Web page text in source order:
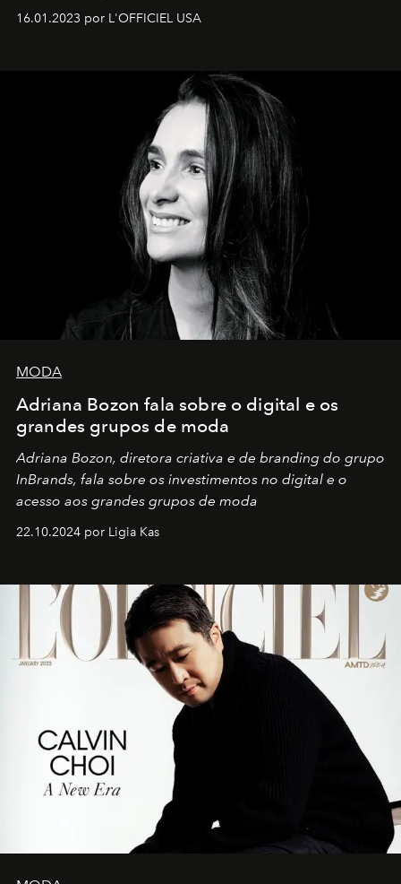
16.01.2023 por L'OFFICIEL USA
MODA
Adriana Bozon fala sobre o digital e os
grandes grupos de moda
Adriana Bozon, diretora criativa e de branding do grupo
InBrands, fala sobre os investimentos no digital e o
acesso aos grandes grupos de moda
22.10.2024 por Ligia Kas